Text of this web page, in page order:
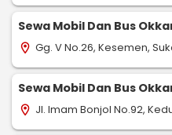
Sewa Mobil Dan Bus
location_on Gg. V No.26, Kesemen,
Sewa Mobil Dan Bus
location_on Jl. Imam Bonjol No.92,